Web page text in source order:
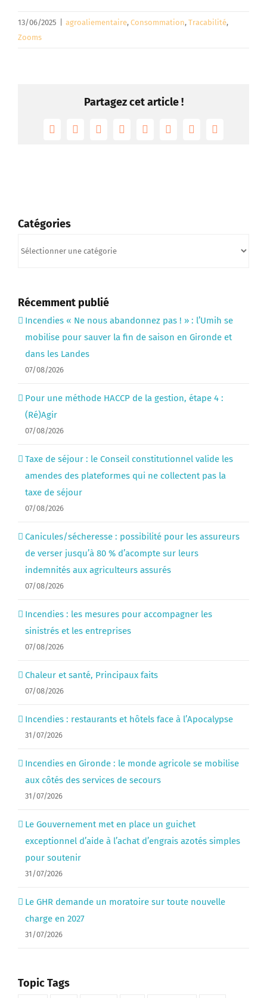
13/06/2025 agroaliementaire, Consommation, Tracabilité,
Zooms
Partagez cet article !
FacebookTwitterRedditLinkedInTumblrPinterest
Vk Email
Catégories
Récemment publié
Incendies « Ne nous abandonnez pas ! » : l’Umih se
mobilise pour sauver la fin de saison en Gironde et
dans les Landes
07/08/2026
Pour une méthode HACCP de la gestion, étape 4 :
(Ré)Agir
07/08/2026
Taxe de séjour : le Conseil constitutionnel valide les
amendes des plateformes qui ne collectent pas la
taxe de séjour
07/08/2026
Canicules/sécheresse : possibilité pour les assureurs
de verser jusqu’à 80 % d’acompte sur leurs
indemnités aux agriculteurs assurés
07/08/2026
Incendies : les mesures pour accompagner les
sinistrés et les entreprises
07/08/2026
Chaleur et santé, Principaux faits
07/08/2026
Incendies : restaurants et hôtels face à l’Apocalypse
31/07/2026
Incendies en Gironde : le monde agricole se mobilise
aux côtés des services de secours
31/07/2026
Le Gouvernement met en place un guichet
exceptionnel d’aide à l’achat d’engrais azotés simples
pour soutenir
31/07/2026
Le GHR demande un moratoire sur toute nouvelle
charge en 2027
31/07/2026
Topic Tags